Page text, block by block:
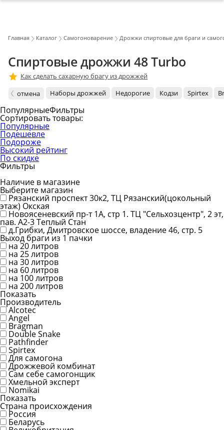
Главная Каталог Самогоноварение Дрожжи спиртовые для браги и
Спиртовые дрожжи 48 Turbo
Как сделать сахарную брагу из дрожжей
отмена
Наборы дрожжей Недорогие Кодзи Spirtex
ПопулярныеФильтры
Сортировать товары:
Популярные
Подешевле
Подороже
Высокий рейтинг
По скидке
Фильтры
Наличие в магазине
Выберите магазин
Рязанский проспект 30к2, ТЦ Рязанский(цокольный
этаж) Окская
Новоясеневский пр-т 1А, стр 1. ТЦ "Сельхозцентр", 2 эт,
пав. А2-3Теплый Стан
д.Грибки, Дмитровское шоссе, владение 46, стр. 5
Выход браги из 1 пачки
на 20 литров
на 25 литров
на 30 литров
на 60 литров
на 100 литров
на 200 литров
Показать
Производитель
Alcotec
Angel
Bragman
Double Snake
Pathfinder
Spirtex
Для самогона
Дрожжевой комбинат
Сам себе самогонщик
Хмельной эксперт
Nomikai
Показать
Страна происхождения
Россия
Беларусь